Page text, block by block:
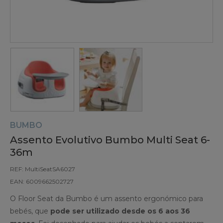
BUMBO
Assento Evolutivo Bumbo Multi Seat 6-
36m
REF: MultiSeatSA6027
EAN: 6009662502727
O Floor Seat da Bumbo é um assento ergonómico para
bebés, que pode ser utilizado desde os 6 aos 36